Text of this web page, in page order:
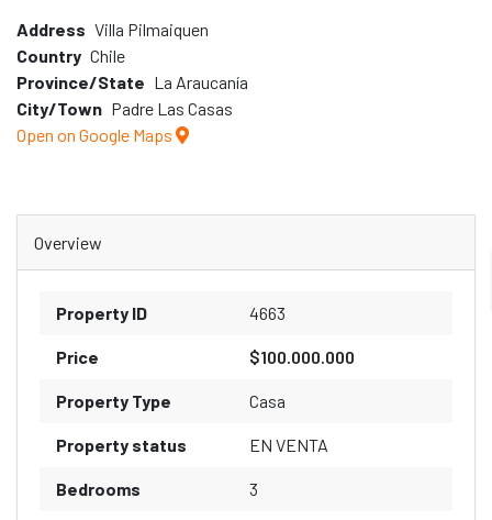
Address Villa Pilmaiquen
Country Chile
Province/State La Araucanía
City/Town Padre Las Casas
Open on Google Maps
Overview
Property ID 4663
Price $100.000.000
Property Type Casa
Property status EN VENTA
Bedrooms 3